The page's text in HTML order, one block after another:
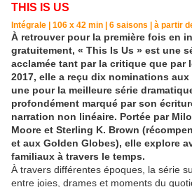
THIS IS US
Intégrale | 106 x 42 min | 6 saisons | à partir
À retrouver pour la première fois en
gratuitement, « This Is Us » est une
acclamée tant par la critique que par
2017, elle a reçu dix nominations aux
une pour la meilleure série
profondément marqué par son
narration non linéaire. Portée par
Moore et Sterling K. Brown
et aux Golden Globes), elle explore
familiaux à travers le temps.
À travers différentes époques, la série
entre joies, drames et moments du